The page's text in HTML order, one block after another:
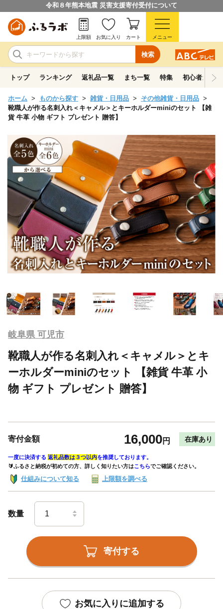
令和８年熊本地震 災害支援寄付受付について
検索
上限額 お気に入り カート メニュー
トップ ランキング 返礼品一覧 まち一覧 特集 初心者ガイド
ホーム ものから探す 雑貨・日用品
その他雑貨・日用品
靴職人が作る名刺入れ＜キャメル＞とキーホルダーminiのセット 【雑
貨 牛革 小物 ギフト プレゼント 贈答】
岐阜県 可児市
靴職人が作る名刺入れ＜キャメル＞とキ
ーホルダーminiのセット 【雑貨 牛革 小
物 ギフト プレゼント 贈答】
寄付金額 16,000円 在庫あり
一度に決済する 返礼品数は３つ以内を推奨しております。
🔰ふるさと納税が初めての方、詳しく知りたい方はこちらでご確認ください。
仕組みについて知る 上限額を調べる
数量
寄付する
お気に入りに追加する